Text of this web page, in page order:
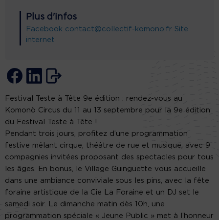
Plus d'infos
Facebook contact@collectif-komono.fr Site
internet
Festival Teste à Tête 9e édition : rendez-vous au
Komonò Circus du 11 au 13 septembre pour la 9e édition
du Festival Teste à Tête !
Pendant trois jours, profitez d’une programmation
festive mêlant cirque, théâtre de rue et musique, avec 9
compagnies invitées proposant des spectacles pour tous
les âges. En bonus, le Village Guinguette vous accueille
dans une ambiance conviviale sous les pins, avec la fête
foraine artistique de la Cie La Foraine et un DJ set le
samedi soir. Le dimanche matin dès 10h, une
programmation spéciale « Jeune Public » met à l’honneur